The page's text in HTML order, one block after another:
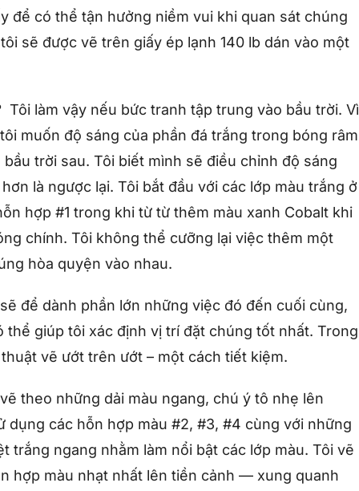
để có thể tận hưởng niềm vui khi quan sát chúng
sẽ được vẽ trên giấy ép lạnh 140 lb dán vào một
Tôi làm vậy nếu bức tranh tập trung vào bầu trời. Vì
muốn độ sáng của phần đá trắng trong bóng râm
trời sau. Tôi biết mình sẽ điều chỉnh độ sáng
là ngược lại. Tôi bắt đầu với các lớp màu trắng ở
hợp #1 trong khi từ từ thêm màu xanh Cobalt khi
chính. Tôi không thể cưỡng lại việc thêm một
hòa quyện vào nhau.
để dành phần lớn những việc đó đến cuối cùng,
giúp tôi xác định vị trí đặt chúng tốt nhất. Trong
vẽ ướt trên ướt – một cách tiết kiệm.
theo những dải màu ngang, chú ý tô nhẹ lên
dụng các hỗn hợp màu #2, #3, #4 cùng với những
ngang nhằm làm nổi bật các lớp màu. Tôi vẽ
hợp màu nhạt nhất lên tiền cảnh — xung quanh